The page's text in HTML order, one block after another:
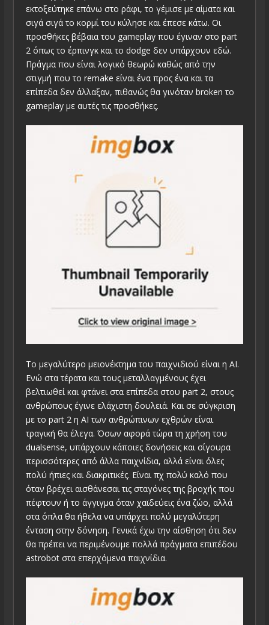
εκτοξεύτηκε επάνω στο ράφι, το γέμισε με αίματα και
σιγά σιγά το κορμί του κύλησε και έπεσε κάτω. Οι
προσθήκες βέβαια του gameplay που έγιναν στο part
2 όπως το έρπινγκ και το dodge δεν υπάρχουν εδώ.
Πράγμα που είναι λογικό θεωρώ καθώς από την
στιγμή που το remake είναι ένα προς ένα και τα
επίπεδα δεν άλλαξαν, πιθανώς θα γινόταν broken το
gameplay με αυτές τις προσθήκες.
Το μεγαλύτερο μειονέκτημα του παιχνιδιού είναι η ΑΙ.
Ενώ στα τέρατα και τους μεταλλαγμένους έχει
βελτιωθεί και φτάνει στα επίπεδα στου part 2, στους
ανθρώπους έγινε ελάχιστη δουλειά. Και σε σύγκριση
με το part 2 η ΑΙ των ανθρώπινων εχθρών είναι
τραγική θα έλεγα. Όσων αφορά τώρα τη χρήση του
dualsense, υπάρχουν κάποιες δονήσεις και σίγουρα
περισσότερες από άλλα παιχνίδια, αλλά είναι όλες
πολύ ήπιες και διακριτικές. Είναι πχ πολύ καλό που
όταν βρέχει αισθάνεσαι τις σταγόνες της βροχής που
πέφτουν ή το άγγιγμα όταν χαϊδεύεις ένα ζώο, αλλά
στα όπλα θα ήθελα να υπάρχει πολύ μεγαλύτερη
ένταση στην δόνηση. Γενικά έχω την αίσθηση ότι δεν
θα πρέπει να περιμένουμε πολλά πράγματα επιπέδου
astrobot στα επερχόμενα παιχνίδια.